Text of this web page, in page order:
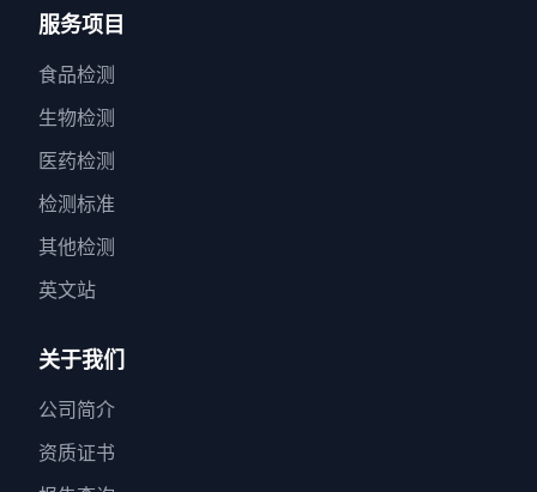
服务项目
食品检测
生物检测
医药检测
检测标准
其他检测
英文站
关于我们
公司简介
资质证书